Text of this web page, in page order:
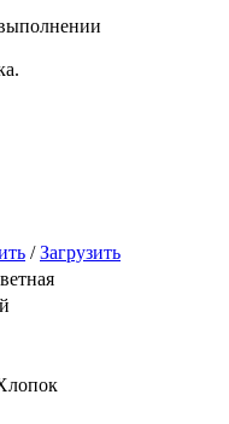
/Загрузить